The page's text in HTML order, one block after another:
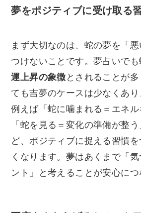
夢をポジティブに受け取る
まず大切なのは、蛇の夢を「
つけないことです。夢占いでも
運上昇の象徴 とされることが
ても吉夢のケースは少なくあり
例えば「蛇に噛まれる＝エネル
「蛇を見る＝変化の準備が整
ど、ポジティブに捉える習慣
くなります。夢はあくまで「
ント」と考えることが安心につ